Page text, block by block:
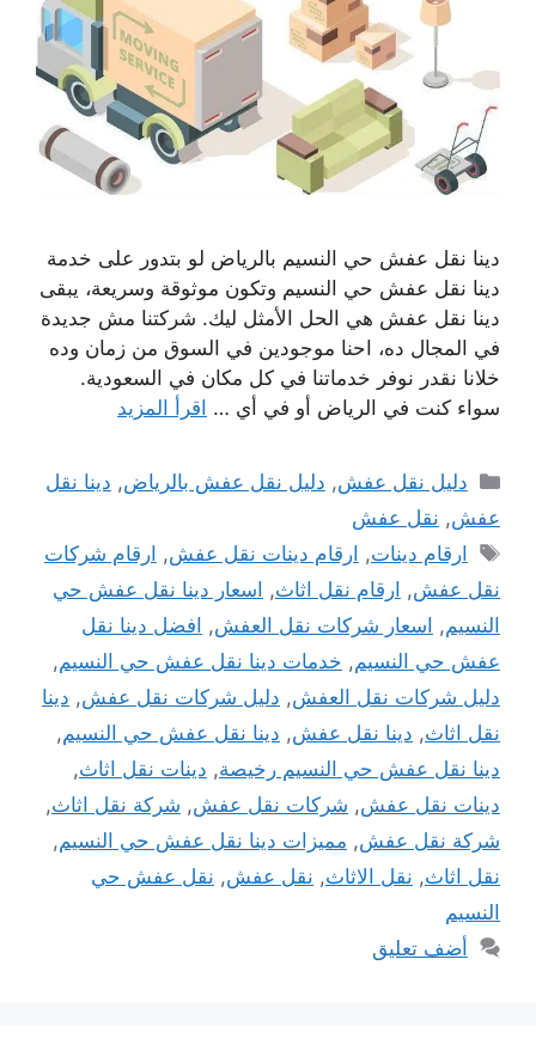
دينا نقل عفش حي النسيم بالرياض لو بتدور على خدمة
دينا نقل عفش حي النسيم وتكون موثوقة وسريعة، يبقى
دينا نقل عفش هي الحل الأمثل ليك. شركتنا مش جديدة
في المجال ده، احنا موجودين في السوق من زمان وده
خلانا نقدر نوفر خدماتنا في كل مكان في السعودية.
سواء كنت في الرياض أو في أي … اقرأ المزيد
التصنيفات
دليل نقل عفش, دليل نقل عفش بالرياض, دينا نقل
عفش, نقل عفش
الوسوم
ارقام دينات, ارقام دينات نقل عفش, ارقام شركات
نقل عفش, ارقام نقل اثاث, اسعار دينا نقل عفش حي
النسيم, اسعار شركات نقل العفش, افضل دينا نقل
عفش حي النسيم, خدمات دينا نقل عفش حي النسيم,
دليل شركات نقل العفش, دليل شركات نقل عفش, دينا
نقل اثاث, دينا نقل عفش, دينا نقل عفش حي النسيم,
دينا نقل عفش حي النسيم رخيصة, دينات نقل اثاث,
دينات نقل عفش, شركات نقل عفش, شركة نقل اثاث,
شركة نقل عفش, مميزات دينا نقل عفش حي النسيم,
نقل اثاث, نقل الاثاث, نقل عفش, نقل عفش حي
النسيم
أضف تعليق